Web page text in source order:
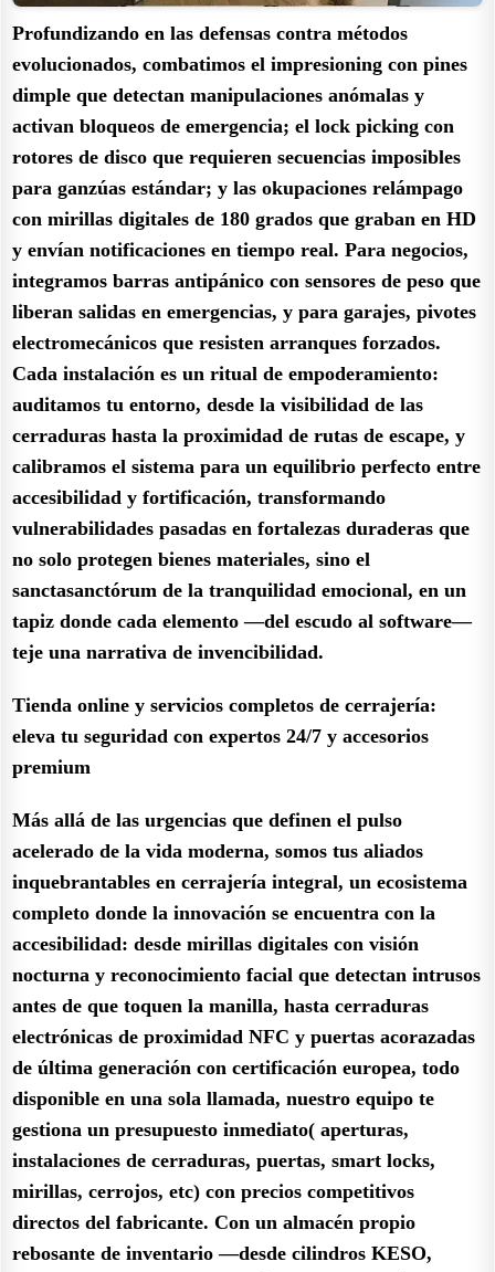
Profundizando en las defensas contra métodos
evolucionados, combatimos el impresioning con pines
dimple que detectan manipulaciones anómalas y
activan bloqueos de emergencia; el lock picking con
rotores de disco que requieren secuencias imposibles
para ganzúas estándar; y las okupaciones relámpago
con mirillas digitales de 180 grados que graban en HD
y envían notificaciones en tiempo real. Para negocios,
integramos barras antipánico con sensores de peso que
liberan salidas en emergencias, y para garajes, pivotes
electromecánicos que resisten arranques forzados.
Cada instalación es un ritual de empoderamiento:
auditamos tu entorno, desde la visibilidad de las
cerraduras hasta la proximidad de rutas de escape, y
calibramos el sistema para un equilibrio perfecto entre
accesibilidad y fortificación, transformando
vulnerabilidades pasadas en fortalezas duraderas que
no solo protegen bienes materiales, sino el
sanctasanctórum de la tranquilidad emocional, en un
tapiz donde cada elemento —del escudo al software—
teje una narrativa de invencibilidad.
Tienda online y servicios completos de cerrajería:
eleva tu seguridad con expertos 24/7 y accesorios
premium
Más allá de las urgencias que definen el pulso
acelerado de la vida moderna, somos tus aliados
inquebrantables en cerrajería integral, un ecosistema
completo donde la innovación se encuentra con la
accesibilidad: desde mirillas digitales con visión
nocturna y reconocimiento facial que detectan intrusos
antes de que toquen la manilla, hasta cerraduras
electrónicas de proximidad NFC y puertas acorazadas
de última generación con certificación europea, todo
disponible en una sola llamada, nuestro equipo te
gestiona un presupuesto inmediato( aperturas,
instalaciones de cerraduras, puertas, smart locks,
mirillas, cerrojos, etc) con precios competitivos
directos del fabricante. Con un almacén propio
rebosante de inventario —desde cilindros KESO,